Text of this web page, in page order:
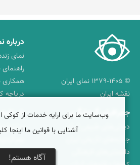
© ۱۳۷۹-۱۴۰۵ نمای ایران
نقشه ایران
درباره
نمای
راهنمای
همکاری
دریاچه
جغرافیای گردشگری
دیدنی‌های طبیعی ایران
جاذبه‌های تاریخی ایران
دانستنی‌های فرهنگی
خبرنامه
محتوای
وب‌سایت ما برای ارایه خدمات از کوکی
آشنایی با قوانین ما اینجا
آگاه هستم!